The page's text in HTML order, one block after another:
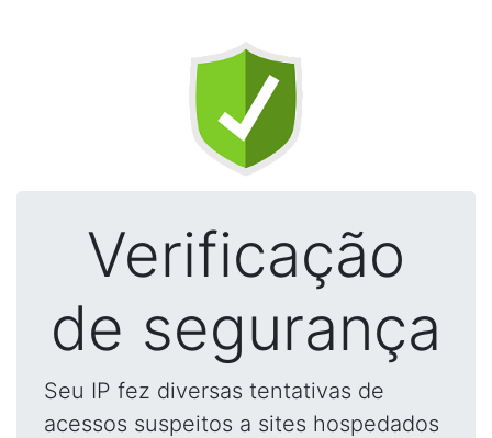
Verificação
de segurança
Seu IP fez diversas tentativas de
acessos suspeitos a sites hospedados